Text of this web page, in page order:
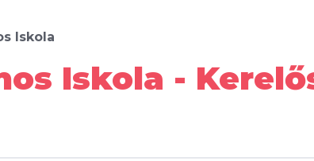
Iskola
Iskola -